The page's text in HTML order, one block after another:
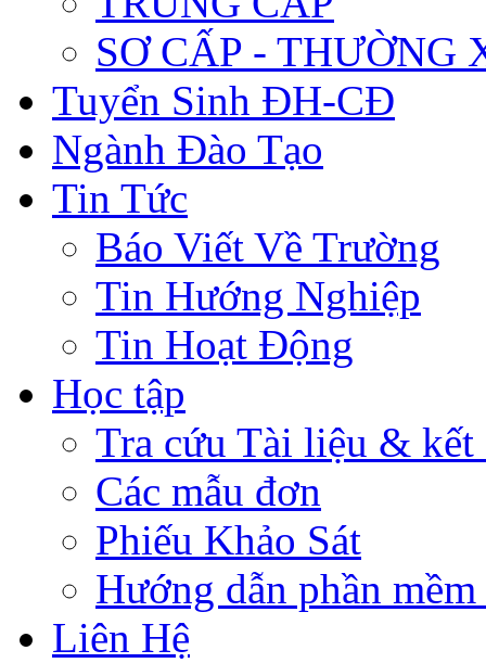
SƠ CẤP - THƯỜNG
Tuyển Sinh ĐH-CĐ
Ngành Đào Tạo
Tin Tức
Báo Viết Về Trường
Tin Hướng Nghiệp
Tin Hoạt Động
Học tập
Tra cứu Tài liệu & kết
Các mẫu đơn
Phiếu Khảo Sát
Hướng dẫn phần
Liên Hệ